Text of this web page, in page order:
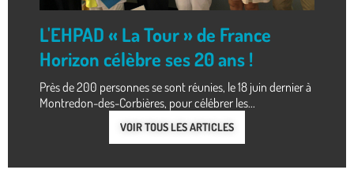
L'EHPAD « La Tour » de France
Horizon célèbre ses 20 ans !
Près de 200 personnes se sont réunies, le 18 juin dernier à
Montredon-des-Corbières, pour célébrer les...
VOIR TOUS LES ARTICLES